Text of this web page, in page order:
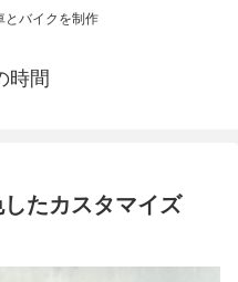
とバイクを制作
時間
したカスタマイズ